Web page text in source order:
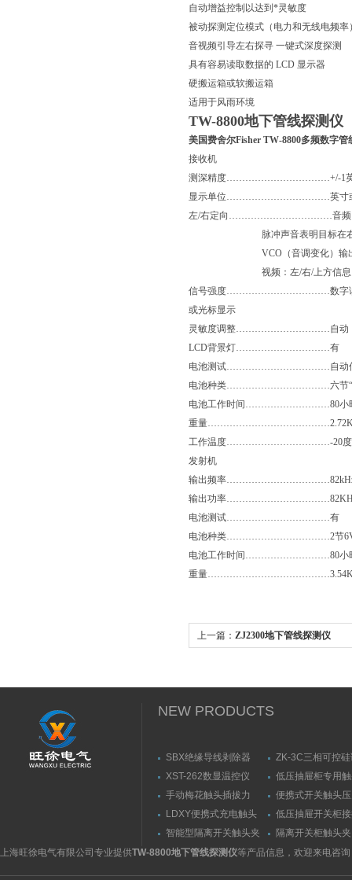
自动增益控制以达到*灵敏度
被动探测定位模式（电力和无线电频率
音视频引导左右探寻 一键式深度探测
具有容易读取数据的 LCD 显示器
硬搬运箱或软搬运箱
适用于风雨环境
TW-8800地下管线探测仪
美国费舍尔Fisher TW-8800多频数字管
接收机
测深精度……………………………+/-1英寸
显示单位……………………………英寸或
左/右定向……………………………音频：
脉冲声音表明目标在右
VCO（音调变化）输出表
视频：左/右/上方信息
信号强度……………………………数字读
或光标显示
灵敏度调整…………………………自动
LCD背景灯…………………………有
电池测试……………………………自动低
电池种类……………………………六节
电池工作时间………………………80小
重量
工作温度……………………………-20度
发射机
输出频率……………………………82kHz,
输出功率……………………………82KHz: 7
电池测试……………………………有
电池种类……………………………2节6V
电池工作时间………………………80小时
重量
上一篇： ZJ2300地下管线探测仪
NEW PRODUCTS
SBX绝缘导线剥除器
ZK-3C三相可控
触发器
XST-262数显温控仪
低压抽屉柜专用
力测量仪套装
手动梅花触头插拔力
（推拉力）测量仪
便携式开关触头
（夹紧力）测量仪
LDXY便携式充电触头
（指）夹紧力测量仪
低压抽屉开关柜
触头（夹紧力）
智能型隔离开关触头夹
紧力测试仪
隔离开关柜触头
测试仪/精度传感
上海旺徐电气有限公司专业提供TW-8800地下管线探测仪等产品信息，欢迎来电咨